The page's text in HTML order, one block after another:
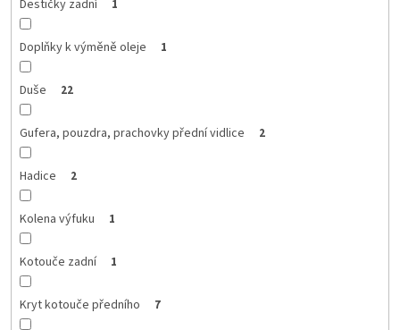
Destičky zadní 1
Doplňky k výměně oleje 1
Duše 22
Gufera, pouzdra, prachovky přední vidlice 2
Hadice 2
Kolena výfuku 1
Kotouče zadní 1
Kryt kotouče předního 7